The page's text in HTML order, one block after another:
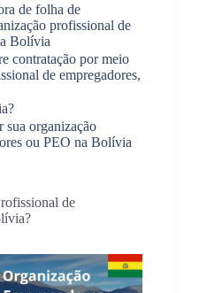
de folha de
profissional de
Bolívia
contratação por meio
de empregadores,
organização
ou PEO na Bolívia
de